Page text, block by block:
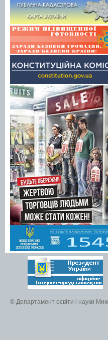
© Департамент освіти і науки